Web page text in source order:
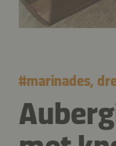
#marinades,